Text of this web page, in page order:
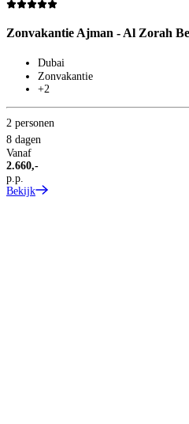
Zonvakantie Ajman - Al Zorah
Dubai
Zonvakantie
+2
2 personen
8 dagen
Vanaf
2.660,-
p.p.
Bekijk